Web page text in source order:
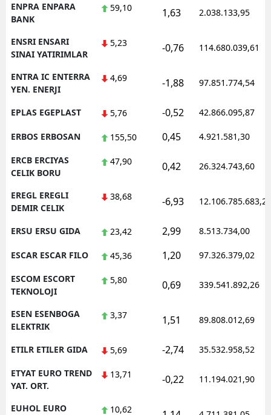
ENPRA ENPARA
BANK
59,10 1,63 2.038.133,95
ENSRI ENSARI
SINAI YATIRIMLAR
5,23 -0,76 114.680.039,61
ENTRA IC ENTERRA
YEN. ENERJI
4,69 -1,88 97.851.774,54
EPLAS EGEPLAST 5,76 -0,52 42.866.095,87
ERBOS ERBOSAN 155,50 0,45 4.921.581,30
ERCB ERCIYAS
CELIK BORU
47,90 0,42 26.324.743,60
EREGL EREGLI
DEMIR CELIK
38,68 -6,93 12.106.785.683,20
ERSU ERSU GIDA 23,42 2,99 8.513.734,00
ESCAR ESCAR FILO 45,36 1,20 97.326.379,02
ESCOM ESCORT
TEKNOLOJI
5,80 0,69 339.541.892,26
ESEN ESENBOGA
ELEKTRIK
3,37 1,51 89.808.012,69
ETILR ETILER GIDA 5,69 -2,74 35.532.958,52
ETYAT EURO TREND
YAT. ORT.
13,71 -0,22 11.194.021,90
EUHOL EURO
10,62